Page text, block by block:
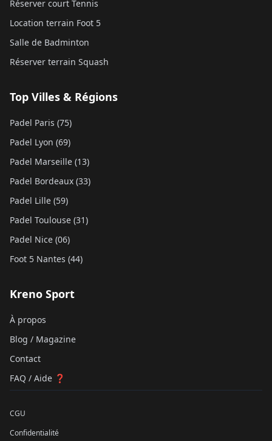
Réserver court Tennis
Location terrain Foot 5
Salle de Badminton
Réserver terrain Squash
Top Villes & Régions
Padel Paris (75)
Padel Lyon (69)
Padel Marseille (13)
Padel Bordeaux (33)
Padel Lille (59)
Padel Toulouse (31)
Padel Nice (06)
Foot 5 Nantes (44)
Kreno Sport
À propos
Blog / Magazine
Contact
FAQ / Aide ❓
CGU
Confidentialité